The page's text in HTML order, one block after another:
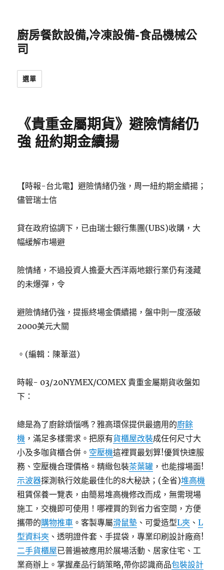
廚房餐飲設備,冷凍設備-食品機械公
司
選單
《貴重金屬期貨》避險情緒仍
強 紐約期金續揚
【時報-台北電】避險情緒仍強，周一紐約期金續揚；
儘管瑞士信
貸在政府協調下，已由瑞士銀行集團(UBS)收購，大
幅緩解市場避
險情緒，不過投資人擔憂大西洋兩地銀行業仍有淺藏
的未爆彈，令
避險情緒仍強，提振終場金價續揚，盤中則一度漲破
2000美元大關
。(編輯：陳葦滋)
時報- 03/20NYMEX/COMEX 貴重金屬期貨收盤如
下：
總是為了廚餘煩惱嗎？雅高環保提供最適用的廚餘
機 ，滿足多樣需求。把原有貨櫃屋改裝成任何尺寸大
小及多咖貨櫃合併。 空壓機這裡買最划算!優質快速服
務、空壓機合理價格。精緻包裝茶葉罐 ，也能撐場面!
示波器探測執行效能最佳化的8大秘訣；(全省)堆高機
租賃保養一覽表，由簡易堆高機修改而成，無需現場
施工，交機即可使用！哪裡買的到省力省空間，方便
攜帶的購物推車 。客製專屬滑鼠墊 、可愛造型L夾 、L
型資料夾 、透明證件套、手提袋，專業印刷設計廠商!
二手貨櫃屋已普遍被應用於展場活動、居家住宅、工
業商辦上。掌握產品行銷策略,帶你認識商品包裝設計